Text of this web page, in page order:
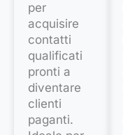
per
acquisire
contatti
qualificati
pronti a
diventare
clienti
paganti.